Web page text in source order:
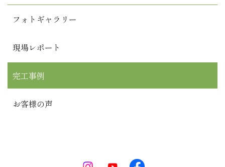
フォトギャラリー
現場レポート
完工事例
お客様の声